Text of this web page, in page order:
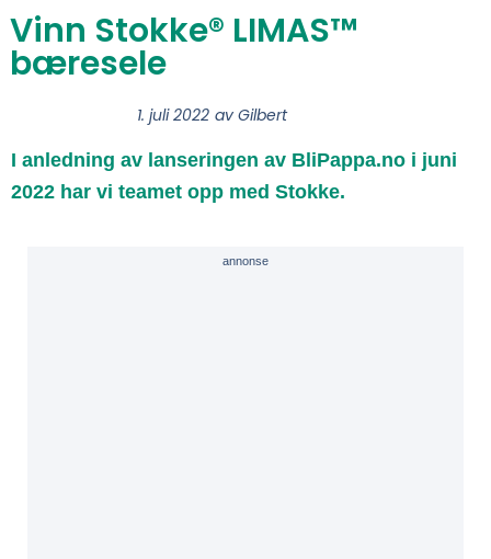
Vinn Stokke® LIMAS™
bæresele
1. juli 2022 avGilbert
I anledning av lanseringen av BliPappa.no i juni
2022 har vi teamet opp med Stokke.
annonse